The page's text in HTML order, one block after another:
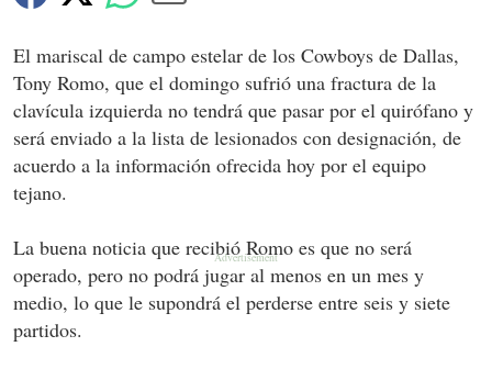
El mariscal de campo estelar de los Cowboys de Dallas,
Tony Romo, que el domingo sufrió una fractura de la
clavícula izquierda no tendrá que pasar por el quirófano y
será enviado a la lista de lesionados con designación, de
acuerdo a la información ofrecida hoy por el equipo
tejano.
La buena noticia que recibió Romo es que no será
operado, pero no podrá jugar al menos en un mes y
medio, lo que le supondrá el perderse entre seis y siete
partidos.